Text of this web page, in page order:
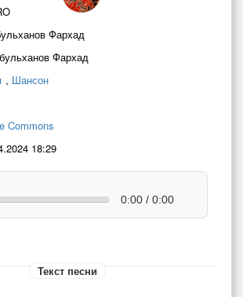
Фархад
Фархад
, Шансон
Commons
18:29
0:00 / 0:00
Текст песни